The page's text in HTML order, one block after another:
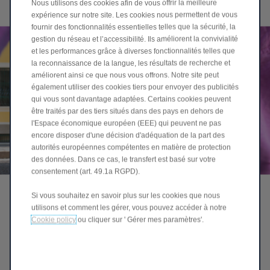
Nous utilisons des cookies afin de vous offrir la meilleure
expérience sur notre site. Les cookies nous permettent de vous
fournir des fonctionnalités essentielles telles que la sécurité, la
gestion du réseau et l’accessibilité. Ils améliorent la convivialité
et les performances grâce à diverses fonctionnalités telles que
la reconnaissance de la langue, les résultats de recherche et
améliorent ainsi ce que nous vous offrons. Notre site peut
également utiliser des cookies tiers pour envoyer des publicités
qui vous sont davantage adaptées. Certains cookies peuvent
être traités par des tiers situés dans des pays en dehors de
l'Espace économique européen (EEE) qui peuvent ne pas
encore disposer d'une décision d'adéquation de la part des
autorités européennes compétentes en matière de protection
des données. Dans ce cas, le transfert est basé sur votre
consentement (art. 49.1a RGPD).
Si vous souhaitez en savoir plus sur les cookies que nous
utilisons et comment les gérer, vous pouvez accéder à notre
Cookie policy ou cliquer sur ' Gérer mes paramètres'.